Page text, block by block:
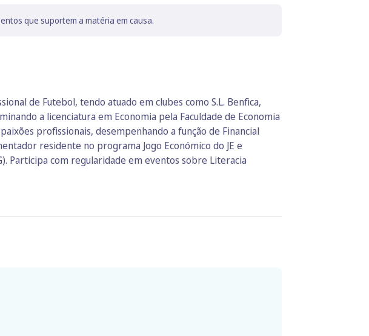
que suportem a matéria em causa.
de Futebol, tendo atuado em clubes como S.L. Benfica,
a licenciatura em Economia pela Faculdade de Economia
profissionais, desempenhando a função de Financial
residente no programa Jogo Económico do JE e
Participa com regularidade em eventos sobre Literacia